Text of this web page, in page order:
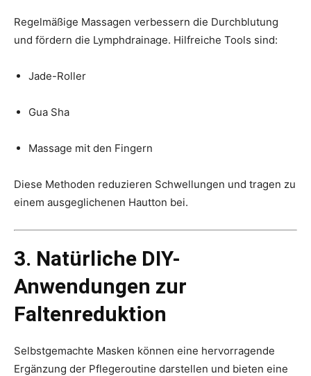
Regelmäßige Massagen verbessern die Durchblutung
und fördern die Lymphdrainage. Hilfreiche Tools sind:
Jade-Roller
Gua Sha
Massage mit den Fingern
Diese Methoden reduzieren Schwellungen und tragen zu
einem ausgeglichenen Hautton bei.
3. Natürliche DIY-
Anwendungen zur
Faltenreduktion
Selbstgemachte Masken können eine hervorragende
Ergänzung der Pflegeroutine darstellen und bieten eine